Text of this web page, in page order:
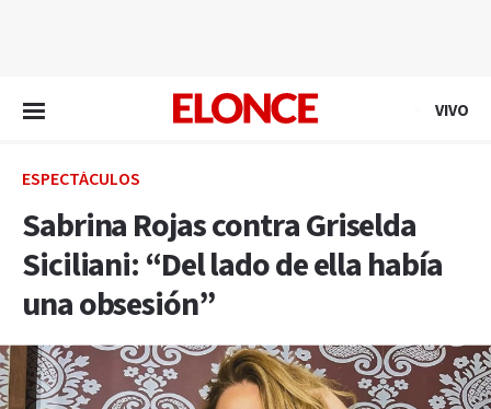
VIVO
ESPECTÁCULOS
Sabrina Rojas contra Griselda
Siciliani: “Del lado de ella había
una obsesión”